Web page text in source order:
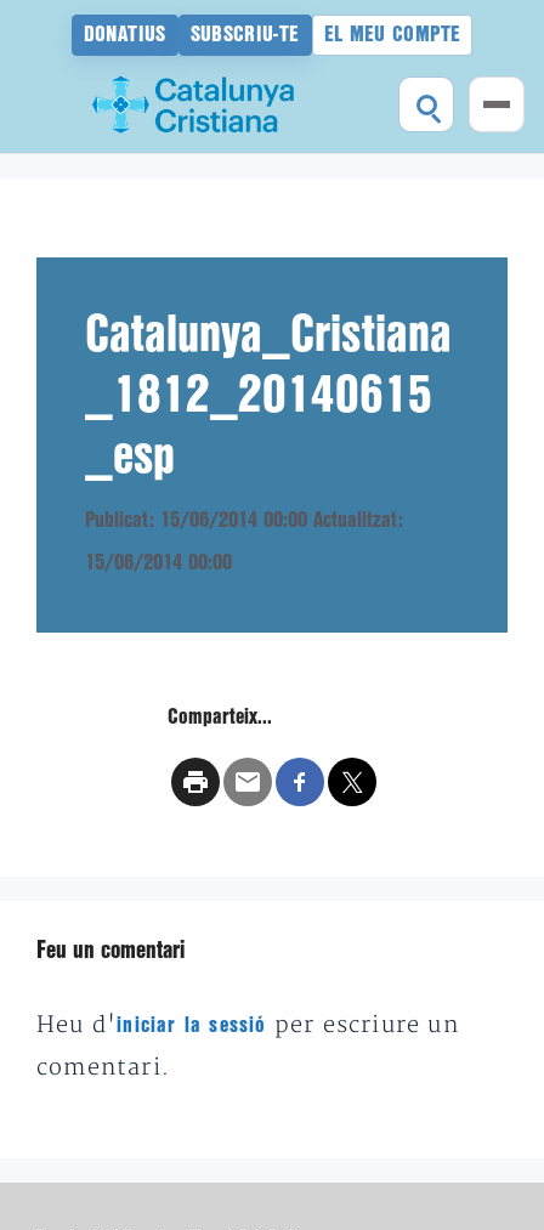
DONATIUS SUBSCRIU-TE EL MEU COMPTE
Catalunya_Cristiana
_1812_20140615
_esp
Publicat: 15/06/2014 00:00 Actualitzat:
15/06/2014 00:00
Comparteix...
Feu un comentari
Heu d'iniciar la sessió
per escriure un
comentari.